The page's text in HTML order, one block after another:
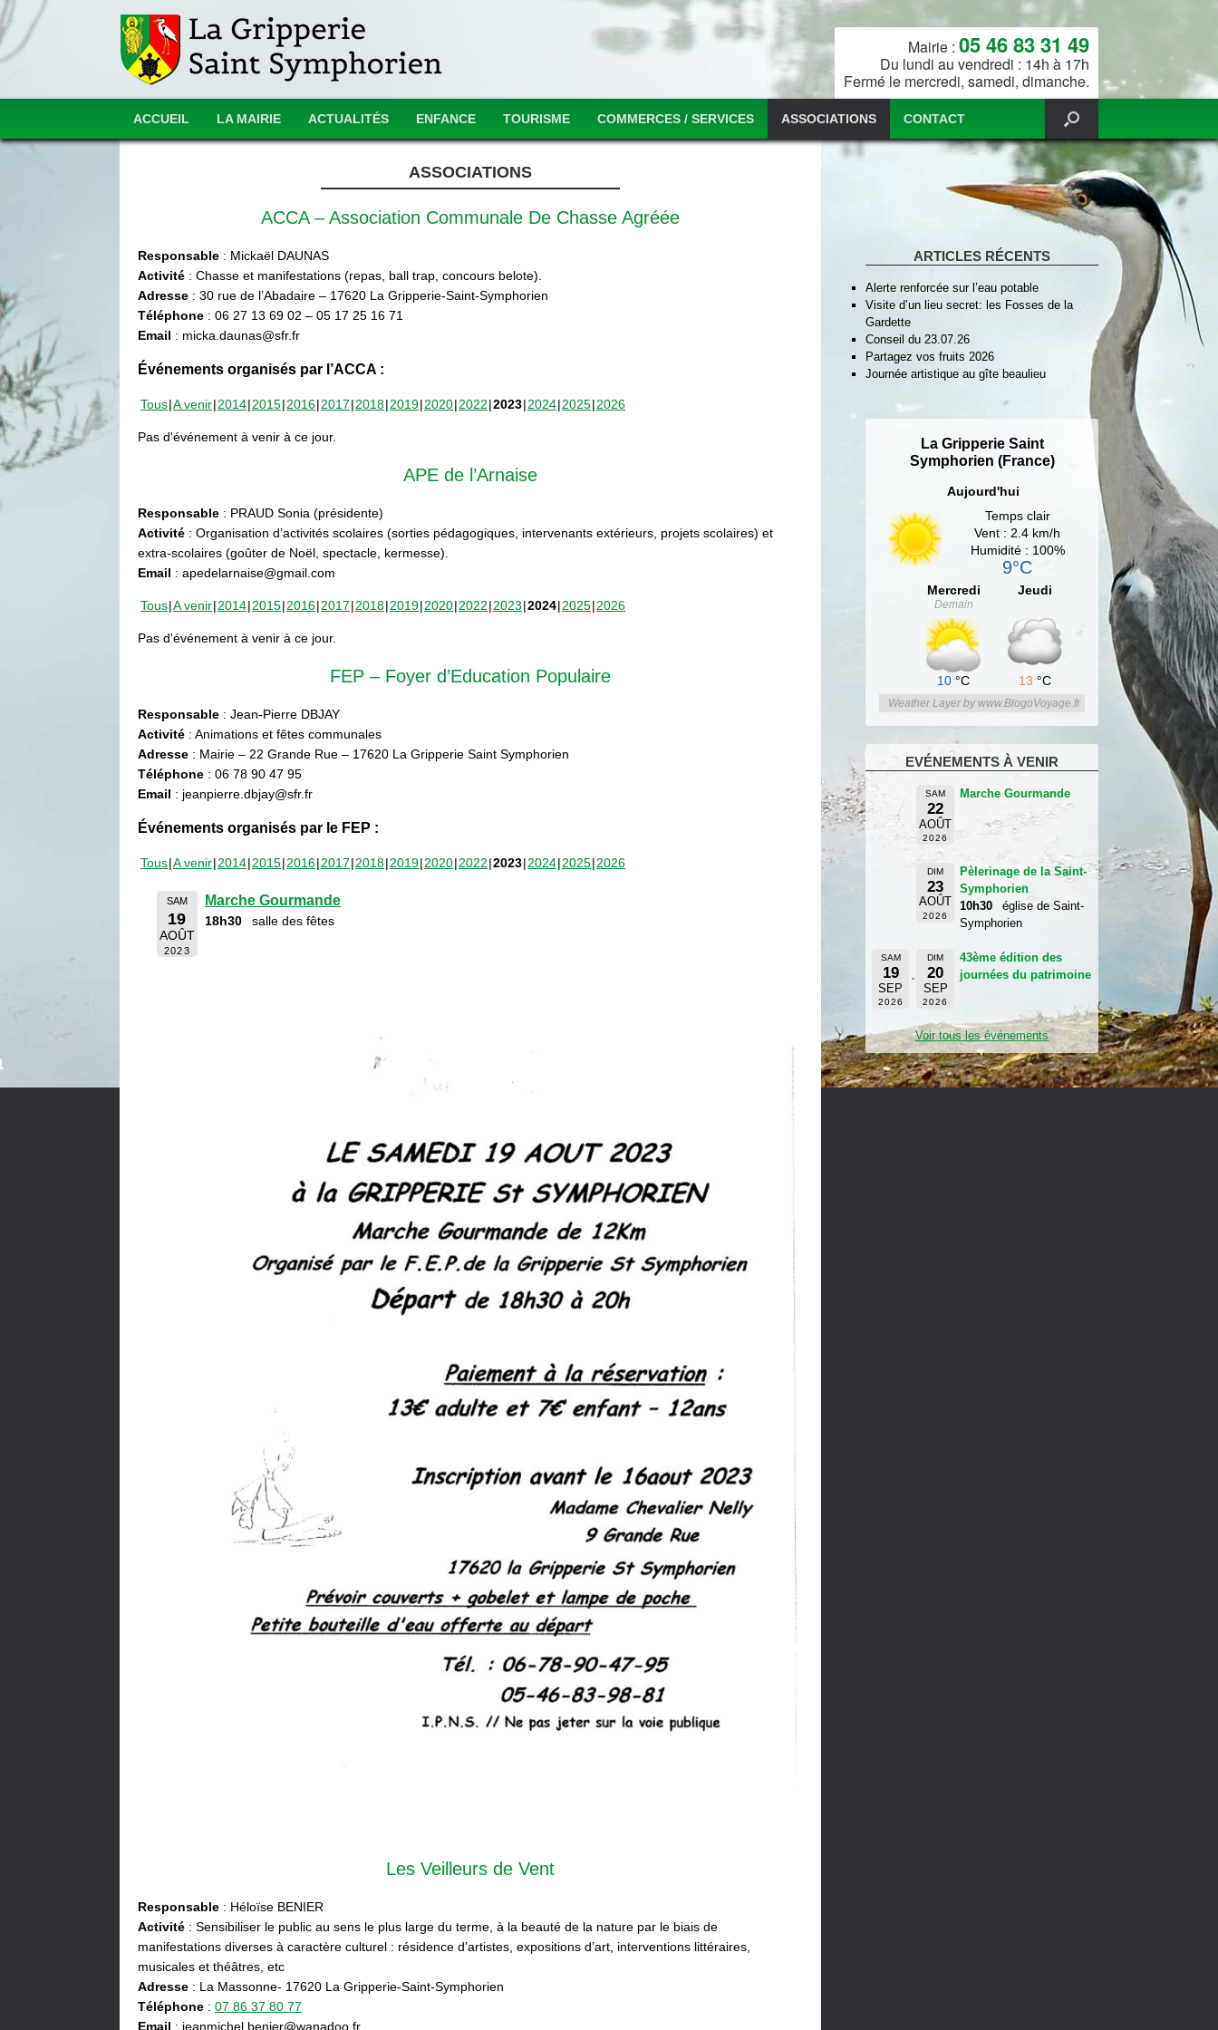
Mairie : 05 46 83 31 49
Du lundi au vendredi : 14h à 17h
Fermé le mercredi, samedi, dimanche.
ACCUEIL LA MAIRIE ACTUALITÉS ENFANCE TOURISME COMMERCES / SERVICES ASSOCIATIONS CONTACT
ASSOCIATIONS
ACCA – Association Communale De Chasse Agréée
Responsable : Mickaël DAUNAS
Activité : Chasse et manifestations (repas, ball trap, concours belote).
Adresse : 30 rue de l’Abadaire – 17620 La Gripperie-Saint-Symphorien
Téléphone : 06 27 13 69 02 – 05 17 25 16 71
Email : micka.daunas@sfr.fr
Événements organisés par l’ACCA :
Tous A venir 2014 2015 2016 2017 2018 2019 2020 2022 2023 2024 2025 2026
Pas d'événement à venir à ce jour.
APE de l’Arnaise
Responsable : PRAUD Sonia (présidente)
Activité : Organisation d’activités scolaires (sorties pédagogiques, intervenants extérieurs, projets scolaires) et
extra-scolaires (goûter de Noël, spectacle, kermesse).
Email : apedelarnaise@gmail.com
Tous A venir 2014 2015 2016 2017 2018 2019 2020 2022 2023 2024 2025 2026
Pas d'événement à venir à ce jour.
FEP – Foyer d’Education Populaire
Responsable : Jean-Pierre DBJAY
Activité : Animations et fêtes communales
Adresse : Mairie – 22 Grande Rue – 17620 La Gripperie Saint Symphorien
Téléphone : 06 78 90 47 95
Email : jeanpierre.dbjay@sfr.fr
Événements organisés par le FEP :
Tous A venir 2014 2015 2016 2017 2018 2019 2020 2022 2023 2024 2025 2026
SAM
19
AOÛT
2023
Marche Gourmande
18h30 salle des fêtes
Les Veilleurs de Vent
Responsable : Héloïse BENIER
Activité : Sensibiliser le public au sens le plus large du terme, à la beauté de la nature par le biais de
manifestations diverses à caractère culturel : résidence d’artistes, expositions d’art, interventions littéraires,
musicales et théâtres, etc
Adresse : La Massonne- 17620 La Gripperie-Saint-Symphorien
Téléphone : 07 86 37 80 77
Email : jeanmichel.benier@wanadoo.fr
ARTICLES RÉCENTS
Alerte renforcée sur l’eau potable
Visite d’un lieu secret: les Fosses de la
Gardette
Conseil du 23.07.26
Partagez vos fruits 2026
Journée artistique au gîte beaulieu
La Gripperie Saint
Symphorien (France)
Aujourd'hui
Temps clair
Vent : 2.4 km/h
Humidité : 100%
9°C
Mercredi
Demain
10 °C
Jeudi
13 °C
Weather Layer by www.BlogoVoyage.fr
EVÉNEMENTS À VENIR
SAM
22
AOÛT
2026
Marche Gourmande
DIM
23
AOÛT
2026
Pèlerinage de la Saint-
Symphorien
10h30
église de Saint-
Symphorien
SAM
19
SEP
2026
DIM
20
SEP
2026
43ème édition des
journées du patrimoine
Voir tous les événements